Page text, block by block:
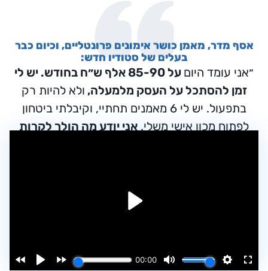
אסף מדר, מאמן כושר אימונים פרונטליים, וכיום כבר
בעלים של סטודיו חדש:
״אני עומד היום
על 85-90 אלף ש״ח בחודש. יש לי
זמן להסתכל על העסק מלמעלה, ולא להיות רק
בתפעול. יש לי 6 מאמנים תחתיי, וקיבלתי ביטחון
לפתוח מכון אישי משלי. אני יודע מה הולך לקרות